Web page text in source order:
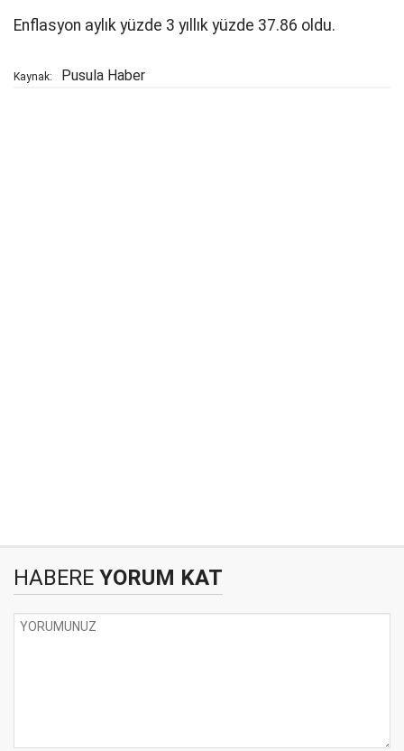
Enflasyon aylık yüzde 3 yıllık yüzde 37.86 oldu.
Kaynak: Pusula Haber
HABERE YORUM KAT